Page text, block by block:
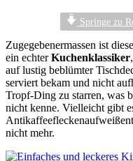
Springe zu
Zugegebenermassen ist
ein echterKuchenklassiker
auf lustig beblümter
serviert bekam und nicht
Tropf-Ding zu starren, was
nicht kenne. Vielleicht gibt
nicht mehr.